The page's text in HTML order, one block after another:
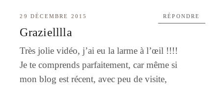
29 DÉCEMBRE 2015
Grazielllla
Très jolie vidéo, j’ai eu la larme à l’œil !!!!
Je te comprends parfaitement, car même si
mon blog est récent, avec peu de visite,
RÉPONDRE